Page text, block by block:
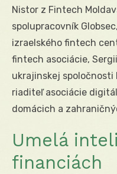
Nistor z Fintech
spolupracovník
izraelského fintech
fintech asociácie,
ukrajinskej spoločnosti
riaditeľ asociácie
domácich a
Umelá
financiách